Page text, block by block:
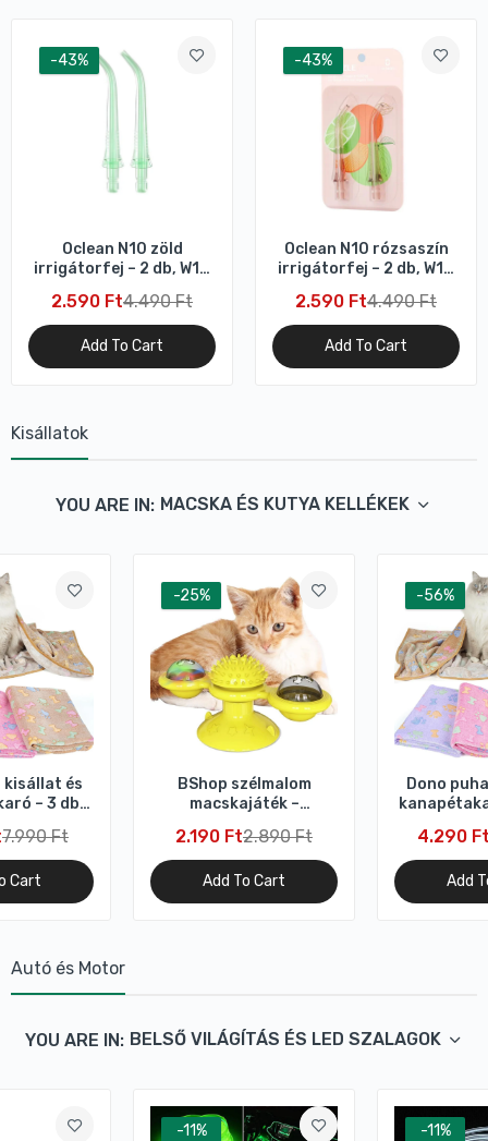
-43%
Oclean N10 zöld
irrigátorfej – 2 db, W10
2.590 Ft4.490 Ft
Add To Cart
-43%
Oclean N10 rózsaszín
irrigátorfej – 2 db, W10
2.590 Ft4.490 Ft
Add To Cart
Kisállatok
YOU ARE IN: MACSKA ÉS KUTYA KELLÉKEK
kisállat és
– 3 db
cm)
7.990 Ft
Cart
-25%
BShop szélmalom
macskajáték –
2.190 Ft2.890 Ft
Add To Cart
-56%
Dono
barna, L
4.290
Add
Autó és Motor
YOU ARE IN: BELSŐ VILÁGÍTÁS ÉS LED SZALAGOK
-11% -11%